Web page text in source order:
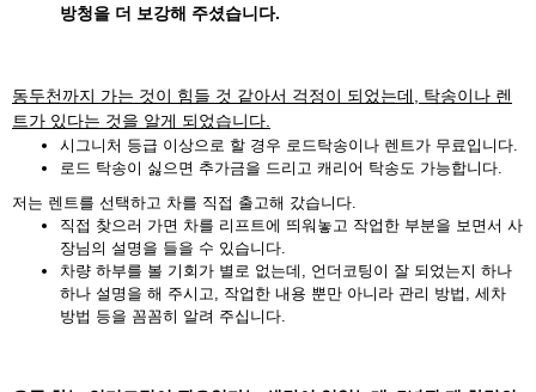
방청을 더 보강해 주셨습니다.
동두천까지 가는 것이 힘들 것 같아서 걱정이 되었는데, 탁송이나 렌
트가 있다는 것을 알게 되었습니다.
시그니처 등급 이상으로 할 경우 로드탁송이나 렌트가 무료입니다.
로드 탁송이 싫으면 추가금을 드리고 캐리어 탁송도 가능합니다.
저는 렌트를 선택하고 차를 직접 출고해 갔습니다.
직접 찾으러 가면 차를 리프트에 띄워놓고 작업한 부분을 보면서 사
장님의 설명을 들을 수 있습니다.
차량 하부를 볼 기회가 별로 없는데, 언더코팅이 잘 되었는지 하나
하나 설명을 해 주시고, 작업한 내용 뿐만 아니라 관리 방법, 세차
방법 등을 꼼꼼히 알려 주십니다.